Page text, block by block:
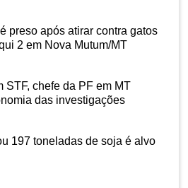
preso após atirar contra gatos
2 em Nova Mutum/MT
STF, chefe da PF em MT
das investigações
197 toneladas de soja é alvo